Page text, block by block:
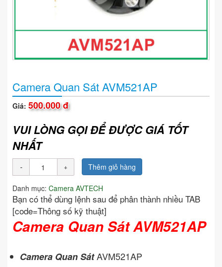
Camera Quan Sát AVM521AP
Giá: 500.000 đ
VUI LÒNG GỌI ĐỂ ĐƯỢC GIÁ TỐT
NHẤT
Thêm giỏ hàng
Danh mục: Camera AVTECH
Bạn có thể dùng lệnh sau để phân thành nhiều TAB
[code=Thông số kỹ thuật]
Camera Quan Sát AVM521AP
Camera Quan SátAVM521AP